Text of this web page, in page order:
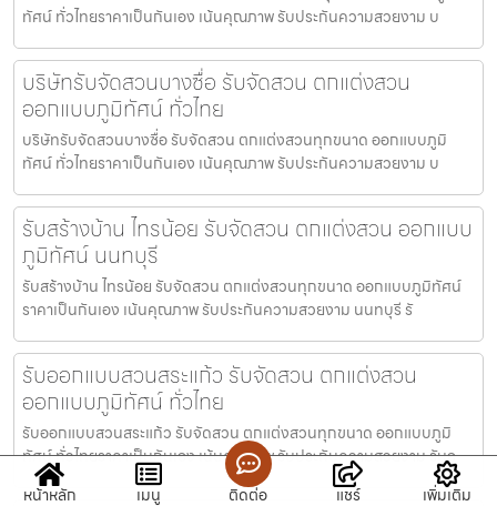
ทัศน์ ทั่วไทยราคาเป็นกันเอง เน้นคุณภาพ รับประกันความสวยงาม บ
บริษัทรับจัดสวนบางซื่อ รับจัดสวน ตกแต่งสวน
ออกแบบภูมิทัศน์ ทั่วไทย
บริษัทรับจัดสวนบางซื่อ รับจัดสวน ตกแต่งสวนทุกขนาด ออกแบบภูมิ
ทัศน์ ทั่วไทยราคาเป็นกันเอง เน้นคุณภาพ รับประกันความสวยงาม บ
รับสร้างบ้าน ไทรน้อย รับจัดสวน ตกแต่งสวน ออกแบบ
ภูมิทัศน์ นนทบุรี
รับสร้างบ้าน ไทรน้อย รับจัดสวน ตกแต่งสวนทุกขนาด ออกแบบภูมิทัศน์
ราคาเป็นกันเอง เน้นคุณภาพ รับประกันความสวยงาม นนทบุรี รั
รับออกแบบสวนสระแก้ว รับจัดสวน ตกแต่งสวน
ออกแบบภูมิทัศน์ ทั่วไทย
รับออกแบบสวนสระแก้ว รับจัดสวน ตกแต่งสวนทุกขนาด ออกแบบภูมิ
ทัศน์ ทั่วไทยราคาเป็นกันเอง เน้นคุณภาพ รับประกันความสวยงาม รับอ
หน้าหลัก เมนู ติดต่อ แชร์ เพิ่มเติม